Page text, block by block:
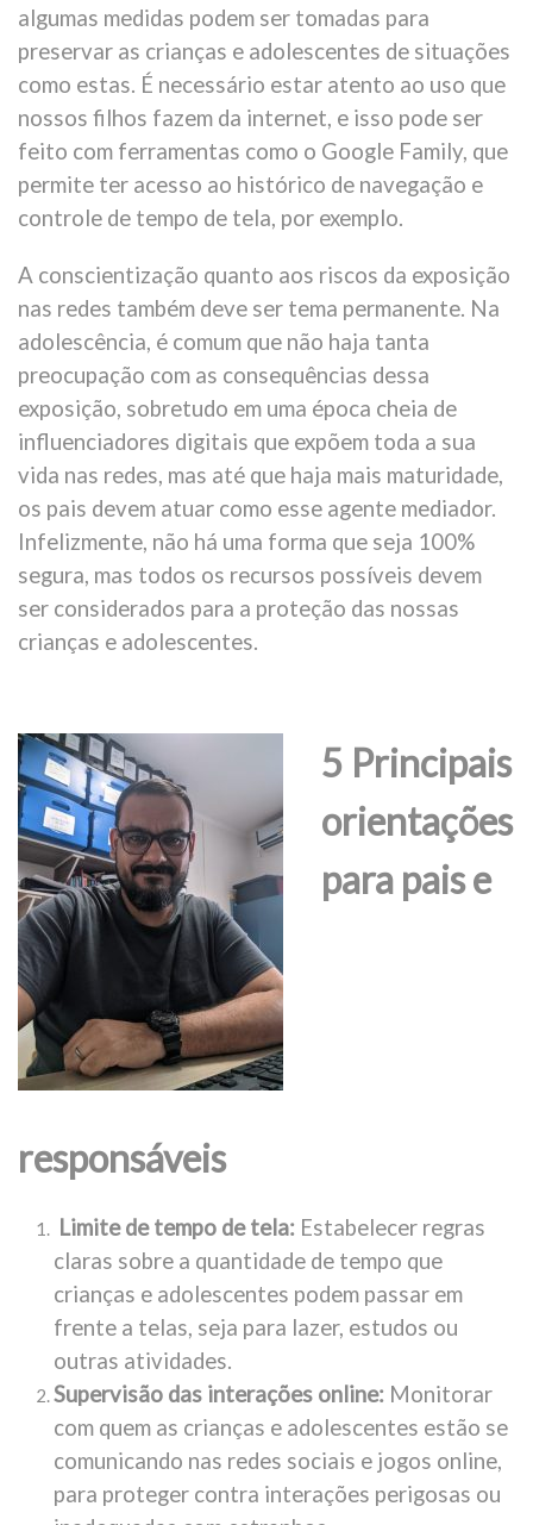
algumas medidas podem ser tomadas para
preservar as crianças e adolescentes de situações
como estas. É necessário estar atento ao uso que
nossos filhos fazem da internet, e isso pode ser
feito com ferramentas como o Google Family, que
permite ter acesso ao histórico de navegação e
controle de tempo de tela, por exemplo.
A conscientização quanto aos riscos da exposição
nas redes também deve ser tema permanente. Na
adolescência, é comum que não haja tanta
preocupação com as consequências dessa
exposição, sobretudo em uma época cheia de
influenciadores digitais que expõem toda a sua
vida nas redes, mas até que haja mais maturidade,
os pais devem atuar como esse agente mediador.
Infelizmente, não há uma forma que seja 100%
segura, mas todos os recursos possíveis devem
ser considerados para a proteção das nossas
crianças e adolescentes.
5 Principais
orientações
para pais e
responsáveis
Limite de tempo de tela: Estabelecer regras
claras sobre a quantidade de tempo que
crianças e adolescentes podem passar em
frente a telas, seja para lazer, estudos ou
outras atividades.
Supervisão das interações online: Monitorar
com quem as crianças e adolescentes estão se
comunicando nas redes sociais e jogos online,
para proteger contra interações perigosas ou